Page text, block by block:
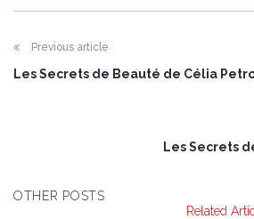
Previous article
Les Secrets de Beauté de Célia
Les Secrets
OTHER POSTS
Related